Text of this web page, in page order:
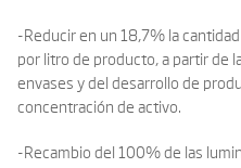
-Reducir en un 18,7% la
por litro de producto, a partir de
envases y del desarrollo de
concentración de activo.
-Recambio del 100% de las